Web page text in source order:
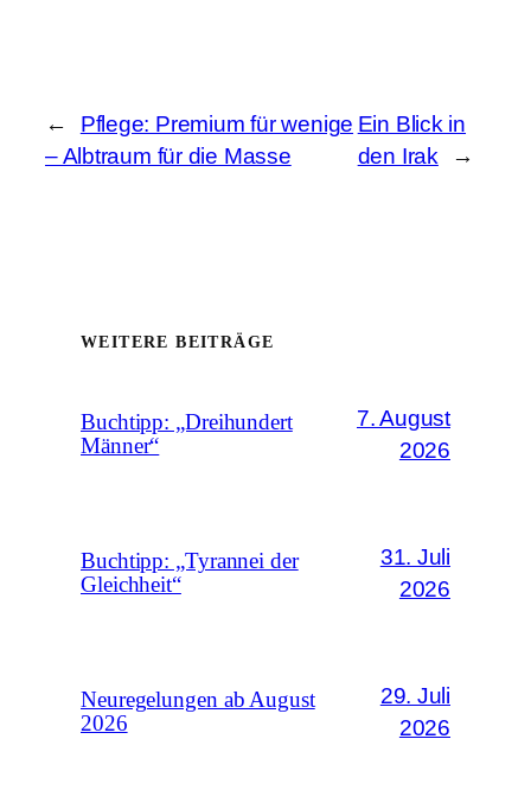
←
Pflege: Premium für wenige
– Albtraum für die Masse
Ein Blick in
den Irak
→
WEITERE BEITRÄGE
Buchtipp: „Dreihundert
Männer“
7. August
2026
Buchtipp: „Tyrannei der
Gleichheit“
31. Juli
2026
Neuregelungen ab August
2026
29. Juli
2026